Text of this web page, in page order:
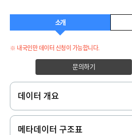
소개
※ 내국인만 데이터 신청이 가능합니다.
문의하기
데이터 개요
메타데이터 구조표